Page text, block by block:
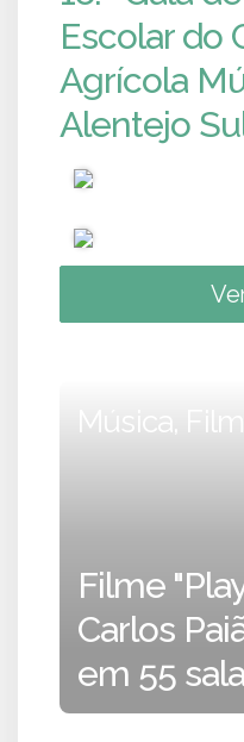
Escolar do
Agrícola
Alentejo
Música,
Filme
Carlos
em 55